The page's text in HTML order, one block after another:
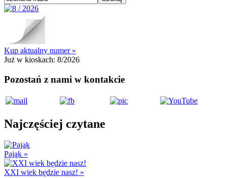
Kup aktualny numer »
Już w kioskach: 8/2026
Pozostań z nami w kontakcie
Najczęściej czytane
Pająk »
XXI wiek będzie nasz! »